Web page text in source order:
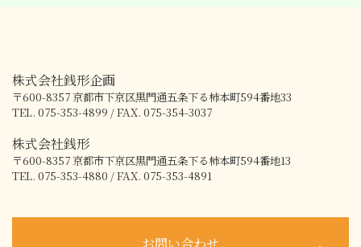
株式会社銭形企画
〒600-8357京都市下京区黒門通五条下る柿本町594番地33
TEL. 075-353-4899 / FAX. 075-354-3037
株式会社銭形
〒600-8357京都市下京区黒門通五条下る柿本町594番地13
TEL. 075-353-4880 / FAX. 075-353-4891